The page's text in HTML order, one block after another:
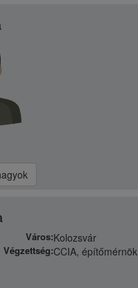
Város:Kolozsvár
Végzettség:CCIA, építőmérnök